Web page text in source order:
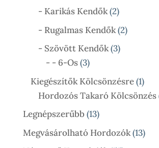
Termék
- Karikás Kendők 22
Termék
- Rugalmas Kendők 22
- Szövött Kendők 33
- - 6-Os 33
Termék
Kiegészítők Kölcsönzésre 11
Hordozós Takaró Kölcsönzés
Legnépszerűbb 1313
Termék
Megvásárolható Hordozók 1313